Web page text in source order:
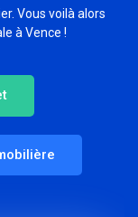
Vous voilà alors
à Vence !